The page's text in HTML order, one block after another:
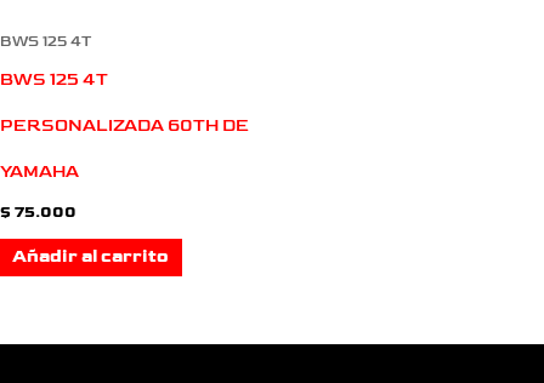
BWS 125 4T
BWS 125 4T
PERSONALIZADA 60TH DE
YAMAHA
$ 75.000
Añadir al carrito